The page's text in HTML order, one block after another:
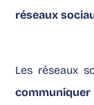
réseaux
Les réseaux